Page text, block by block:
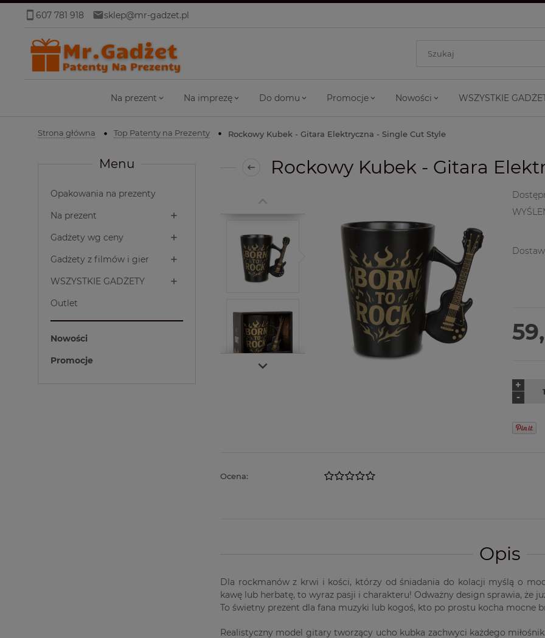
607 781 918 sklep@mr-gadzet.pl
Na prezent Na imprezę Do domu Promocje Nowości WSZYSTKIE
Strona główna Top Patenty na Prezenty Rockowy Kubek - Gitara Elektryczna - Single Cut Style
Menu
Opakowania na prezenty
Na prezent
Gadżety wg ceny
Gadżety z filmów i gier
WSZYSTKIE GADŻETY
Outlet
Nowości
Promocje
Rockowy Kubek - Gitara
-
+
Ocena:
Opis
Dla rockmanów z krwi i kości, którzy od śniadania do kolacji myślą o
kawę lub herbatę, to wyraz pasji i charakteru! Odważny design sprawia, że
To świetny prezent dla fana muzyki lub kogoś, kto po prostu kocha mocne
Realistyczny model gitary tworzący ucho kubka zachwyci każdego